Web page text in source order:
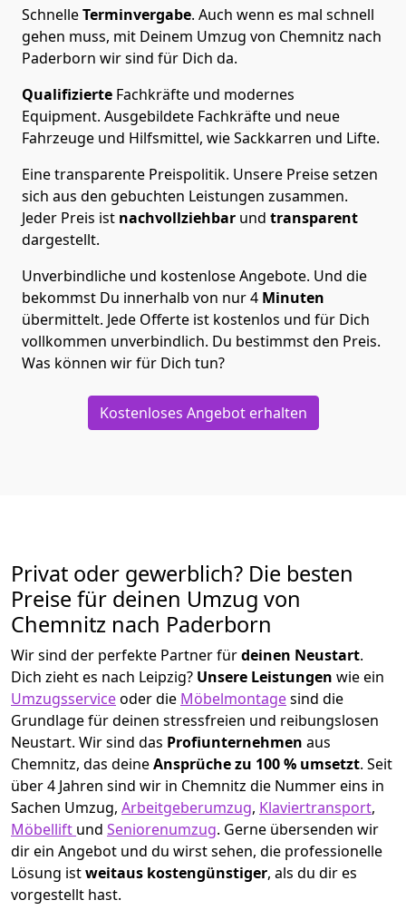
SchnelleTerminvergabe. Auch wenn es mal schnell
gehen muss, mit Deinem Umzug von Chemnitz nach
Paderborn wir sind für Dich da.
Qualifizierte Fachkräfte und modernes
Equipment. Ausgebildete Fachkräfte und neue
Fahrzeuge und Hilfsmittel, wie Sackkarren und Lifte.
Eine transparente Preispolitik. Unsere Preise setzen
sich aus den gebuchten Leistungen zusammen.
Jeder Preis ist nachvollziehbar und transparent
dargestellt.
Unverbindliche und kostenlose Angebote. Und die
bekommst Du innerhalb von nur4 Minuten
übermittelt. Jede Offerte ist kostenlos und für Dich
vollkommen unverbindlich. Du bestimmst den Preis.
Was können wir für Dich tun?
Kostenloses Angebot erhalten
Privat oder gewerblich? Die besten
Preise für deinen Umzug von
Chemnitz nach Paderborn
Wir sind der perfekte Partner fürdeinen Neustart.
Dich zieht es nach Leipzig? Unsere Leistungen wie ein
Umzugsserviceoder die Möbelmontagesind die
Grundlage für deinen stressfreien und reibungslosen
Neustart. Wir sind das Profiunternehmen aus
Chemnitz, das deineAnsprüche zu 100 % umsetzt. Seit
über 4 Jahren sind wir in Chemnitz die Nummer eins in
Sachen Umzug, Arbeitgeberumzug, Klaviertransport,
Möbellift und Seniorenumzug. Gerne übersenden wir
dir ein Angebot und du wirst sehen, die professionelle
Lösung istweitaus kostengünstiger, als du dir es
vorgestellt hast.